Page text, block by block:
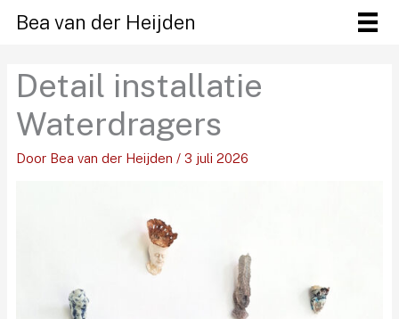
naar
inhoud
Bea van der Heijden
Detail installatie
Waterdragers
Door Bea van der Heijden / 3 juli 2026